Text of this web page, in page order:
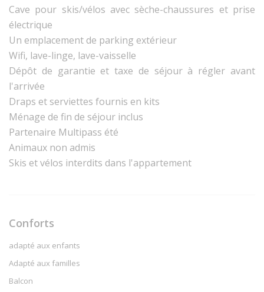
Cave pour skis/vélos avec sèche-chaussures et prise
électrique
Un emplacement de parking extérieur
Wifi, lave-linge, lave-vaisselle
Dépôt de garantie et taxe de séjour à régler avant
l'arrivée
Draps et serviettes fournis en kits
Ménage de fin de séjour inclus
Partenaire Multipass été
Animaux non admis
Skis et vélos interdits dans l'appartement
Conforts
adapté aux enfants
Adapté aux familles
Balcon